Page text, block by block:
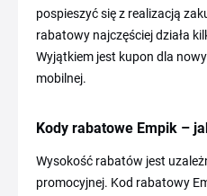
pospieszyć się z realizacją
rabatowy najczęściej działa
Wyjątkiem jest kupon dla
mobilnej.
Kody rabatowe Empik –
Wysokość rabatów jest
promocyjnej. Kod rabatowy